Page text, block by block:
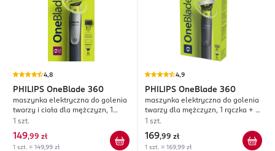
4,8
PHILIPS OneBlade 360
maszynka elektryczna do golenia
twarzy i ciała dla mężczyzn, 1
rączka + 2 wkłady + 1 nakładka
5w1 + 2 nakładki, QP2834/23;
1 szt.
149,99 zł
1 szt. = 149,99 zł
4,9
PHILIPS OneBlade 360
maszynka elektryczna do golenia
twarzy dla mężczyzn, 1 rączka + 1
wkład + 3 nakładki, QP2724/23
1 szt.
169,99 zł
1 szt. = 169,99 zł